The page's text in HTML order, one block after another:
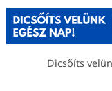
Dicsőíts